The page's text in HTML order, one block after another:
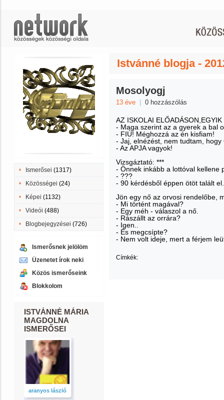
Ismerősei (1317)
Közösségei (24)
Képei (1132)
Videói (488)
Blogbejegyzései (726)
Ismerősnek jelölöm
Üzenetet írok neki
Közös ismerőseink
Blokkolom
ISTVÁNNÉ MÁRIA
MAGDOLNA
ISMERŐSEI
aranyos lászló
Istvánné blogja -
Mosolyogj
13 éve 0 hozzászólás
AZ ISKOLAI
- Maga szerint az a gyerek a bal
- FIÚ! Méghozzá az én kisfiam!
- Jaj, elnézést, nem tudtam, hogy
- Az APJA vagyok!
Vizsgáztató: ***
- Önnek inkább a lottóval kellene
- ???
- 90 kérdésből éppen ötöt talált el.
Jön egy nő az orvosi rendelőbe,
- Mi történt magával?
- Egy méh - válaszol a nő.
- Rászállt az orrára?
- Igen..
- És megcsípte?
- Nem volt ideje, mert a férjem
Címkék: